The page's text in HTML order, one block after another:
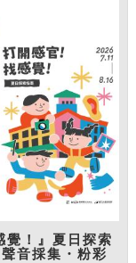
覺！』夏日探索
音採集・粉彩